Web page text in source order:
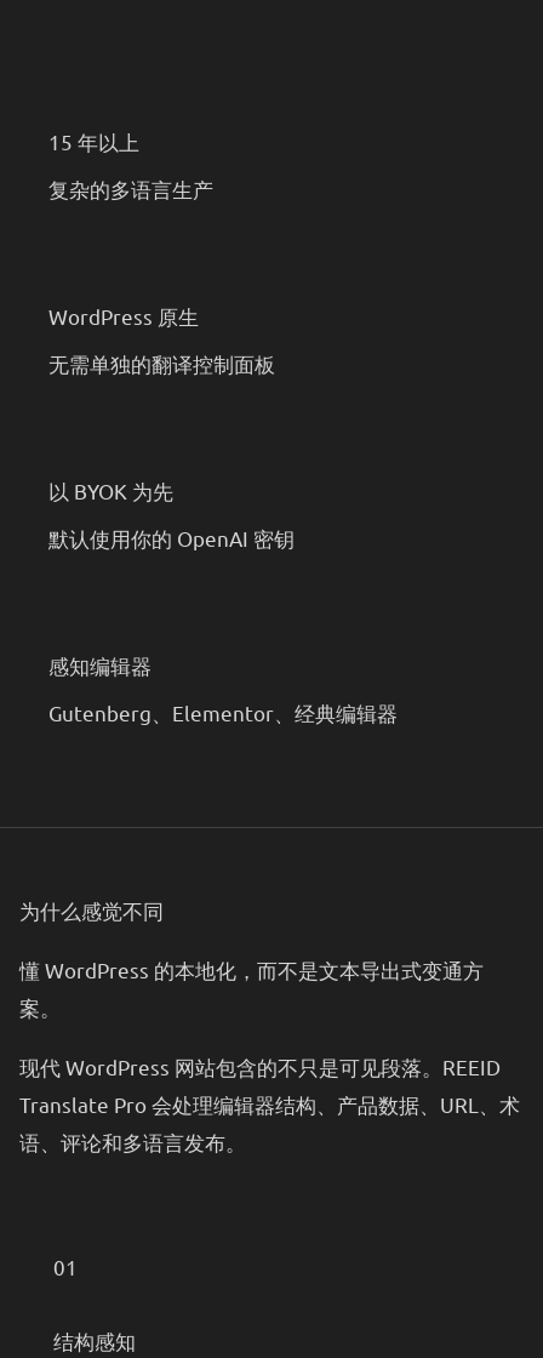
15 年以上
复杂的多语言生产
WordPress 原生
无需单独的翻译控制面板
以 BYOK 为先
默认使用你的 OpenAI 密钥
感知编辑器
Gutenberg、Elementor、经典编辑器
为什么感觉不同
懂 WordPress 的本地化，而不是文本导出式变通方
案。
现代 WordPress 网站包含的不只是可见段落。REEID
Translate Pro 会处理编辑器结构、产品数据、URL、术
语、评论和多语言发布。
01
结构感知